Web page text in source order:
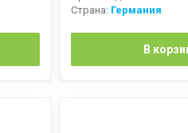
Страна: Германия
В